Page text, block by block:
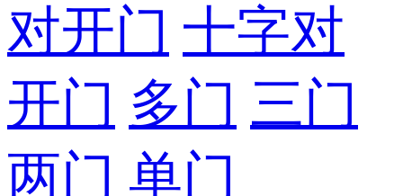
对开门 十字对
开门 多门 三门
两门 单门